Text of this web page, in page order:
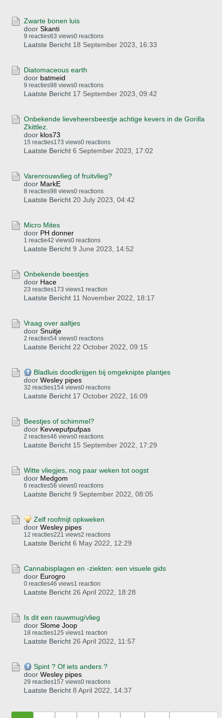
Zwarte bonen luis
door Skanti
9 reacties63 views0 reactions
Laatste Bericht 18 September 2023, 16:33
Diatomaceous earth
door batmeid
9 reacties98 views0 reactions
Laatste Bericht 17 September 2023, 09:42
Onbekende lieveheersbeestje achtige kevers in de Gorilla
Zkittlez.
door klos73
15 reacties173 views0 reactions
Laatste Bericht 6 September 2023, 17:02
Varenrouwvlieg of fruitvlieg?
door MarkE
8 reacties98 views0 reactions
Laatste Bericht 20 July 2023, 04:42
Micro Mites
door PH donner
1 reactie42 views0 reactions
Laatste Bericht 9 June 2023, 14:52
Onbekende beestjes
door Hace
23 reacties173 views1 reaction
Laatste Bericht 11 November 2022, 18:17
Vraag over aaltjes
door Snuitje
2 reacties54 views0 reactions
Laatste Bericht 22 October 2022, 09:15
Bladluis doodkrijgen bij omgeknipte plantjes
door Wesley pipes
32 reacties154 views0 reactions
Laatste Bericht 17 October 2022, 16:09
Beestjes of schimmel?
door Kevvepufpufpas
2 reacties46 views0 reactions
Laatste Bericht 15 September 2022, 17:29
Witte vliegjes, nog paar weken tot oogst
door Medgom
6 reacties56 views0 reactions
Laatste Bericht 9 September 2022, 08:05
Zelf roofmijt opkweken
door Wesley pipes
12 reacties221 views2 reactions
Laatste Bericht 6 May 2022, 12:29
Cannabisplagen en -ziekten: een visuele gids
door Eurogro
0 reacties46 views1 reaction
Laatste Bericht 26 April 2022, 18:28
Is dit een rauwmug/vlieg
door Slome Joop
18 reacties125 views1 reaction
Laatste Bericht 26 April 2022, 11:57
Spint ? Of iets anders ?
door Wesley pipes
29 reacties157 views0 reactions
Laatste Bericht 8 April 2022, 14:37